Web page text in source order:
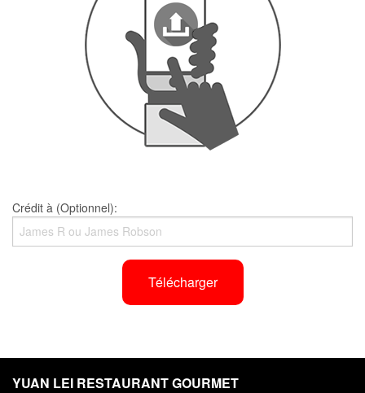
Crédit à (Optionnel):
Télécharger
YUAN LEI RESTAURANT GOURMET